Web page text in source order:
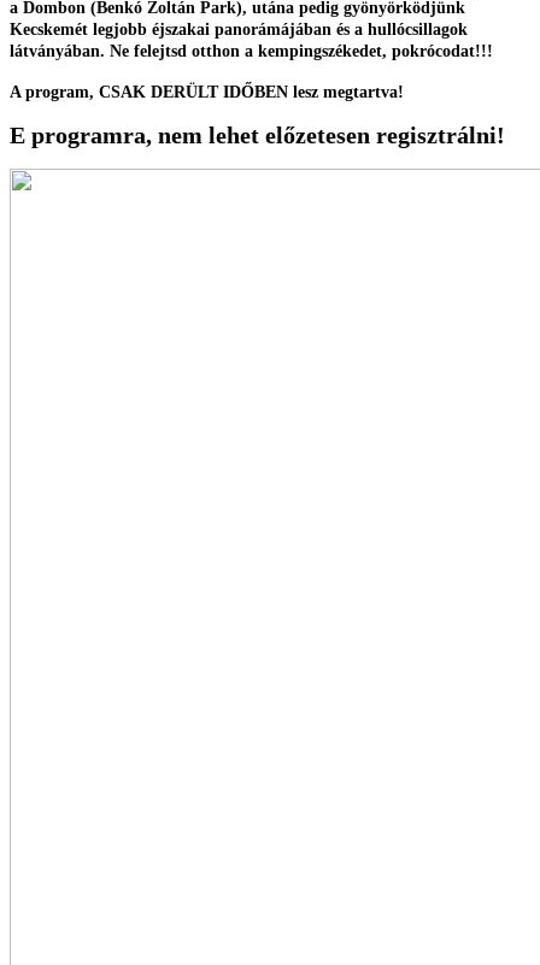
a Dombon (Benkó Zoltán Park), utána pedig gyönyörködjünk
Kecskemét legjobb éjszakai panorámájában és a hullócsillagok
látványában. Ne felejtsd otthon a kempingszékedet, pokrócodat!!!
A program, CSAK DERÜLT IDŐBEN lesz megtartva!
E programra, nem lehet előzetesen regisztrálni!